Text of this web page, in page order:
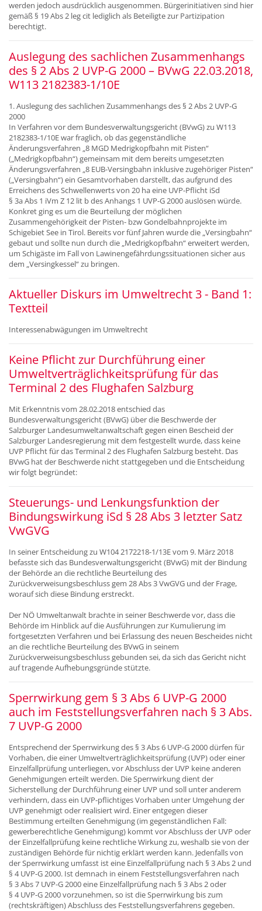
werden jedoch ausdrücklich ausgenommen. Bürgerinitiativen sind hier
gemäß § 19 Abs 2 leg cit lediglich als Beteiligte zur Partizipation
berechtigt.
Auslegung des sachlichen Zusammenhangs
des § 2 Abs 2 UVP-G 2000 – BVwG 22.03.2018,
W113 2182383-1/10E
1. Auslegung des sachlichen Zusammenhangs des § 2 Abs 2 UVP-G
2000
In Verfahren vor dem Bundesverwaltungsgericht (BVwG) zu W113
2182383-1/10E war fraglich, ob das gegenständliche
Änderungsverfahren „8 MGD Medrigkopfbahn mit Pisten“
(„Medrigkopfbahn“) gemeinsam mit dem bereits umgesetzten
Änderungsverfahren „8 EUB-Versingbahn inklusive zugehöriger Pisten“
(„Versingbahn“) ein Gesamtvorhaben darstellt, das aufgrund des
Erreichens des Schwellenwerts von 20 ha eine UVP-Pflicht iSd
§ 3a Abs 1 iVm Z 12 lit b des Anhangs 1 UVP-G 2000 auslösen würde.
Konkret ging es um die Beurteilung der möglichen
Zusammengehörigkeit der Pisten- bzw Gondelbahnprojekte im
Schigebiet See in Tirol. Bereits vor fünf Jahren wurde die „Versingbahn“
gebaut und sollte nun durch die „Medrigkopfbahn“ erweitert werden,
um Schigäste im Fall von Lawinengefährdungssituationen sicher aus
dem „Versingkessel“ zu bringen.
Aktueller Diskurs im Umweltrecht 3 - Band 1:
Textteil
Interessenabwägungen im Umweltrecht
Keine Pflicht zur Durchführung einer
Umweltverträglichkeitsprüfung für das
Terminal 2 des Flughafen Salzburg
Mit Erkenntnis vom 28.02.2018 entschied das
Bundesverwaltungsgericht (BVwG) über die Beschwerde der
Salzburger Landesumweltanwaltschaft gegen einen Bescheid der
Salzburger Landesregierung mit dem festgestellt wurde, dass keine
UVP Pflicht für das Terminal 2 des Flughafen Salzburg besteht. Das
BVwG hat der Beschwerde nicht stattgegeben und die Entscheidung
wir folgt begründet:
Steuerungs- und Lenkungsfunktion der
Bindungswirkung iSd § 28 Abs 3 letzter Satz
VwGVG
In seiner Entscheidung zu W104 2172218-1/13E vom 9. März 2018
befasste sich das Bundesverwaltungsgericht (BVwG) mit der Bindung
der Behörde an die rechtliche Beurteilung des
Zurückverweisungsbeschluss gem 28 Abs 3 VwGVG und der Frage,
worauf sich diese Bindung erstreckt.
Der NÖ Umweltanwalt brachte in seiner Beschwerde vor, dass die
Behörde im Hinblick auf die Ausführungen zur Kumulierung im
fortgesetzten Verfahren und bei Erlassung des neuen Bescheides nicht
an die rechtliche Beurteilung des BVwG in seinem
Zurückverweisungsbeschluss gebunden sei, da sich das Gericht nicht
auf tragende Aufhebungsgründe stützte.
Sperrwirkung gem § 3 Abs 6 UVP-G 2000
auch im Feststellungsverfahren nach § 3 Abs.
7 UVP-G 2000
Entsprechend der Sperrwirkung des § 3 Abs 6 UVP-G 2000 dürfen für
Vorhaben, die einer Umweltverträglichkeitsprüfung (UVP) oder einer
Einzelfallprüfung unterliegen, vor Abschluss der UVP keine anderen
Genehmigungen erteilt werden. Die Sperrwirkung dient der
Sicherstellung der Durchführung einer UVP und soll unter anderem
verhindern, dass ein UVP-pflichtiges Vorhaben unter Umgehung der
UVP genehmigt oder realisiert wird. Einer entgegen dieser
Bestimmung erteilten Genehmigung (im gegenständlichen Fall:
gewerberechtliche Genehmigung) kommt vor Abschluss der UVP oder
der Einzelfallprüfung keine rechtliche Wirkung zu, weshalb sie von der
zuständigen Behörde für nichtig erklärt werden kann. Jedenfalls von
der Sperrwirkung umfasst ist eine Einzelfallprüfung nach § 3 Abs 2 und
§ 4 UVP-G 2000. Ist demnach in einem Feststellungsverfahren nach
§ 3 Abs 7 UVP-G 2000 eine Einzelfallprüfung nach § 3 Abs 2 oder
§ 4 UVP-G 2000 vorzunehmen, so ist die Sperrwirkung bis zum
(rechtskräftigen) Abschluss des Feststellungsverfahrens gegeben.